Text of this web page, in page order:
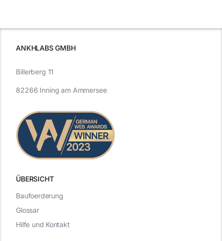
ANKHLABS GMBH
ÜBERSICHT
Billerberg 11
82266 Inning am Ammersee
Baufoerderung
Glossar
Hilfe und Kontakt